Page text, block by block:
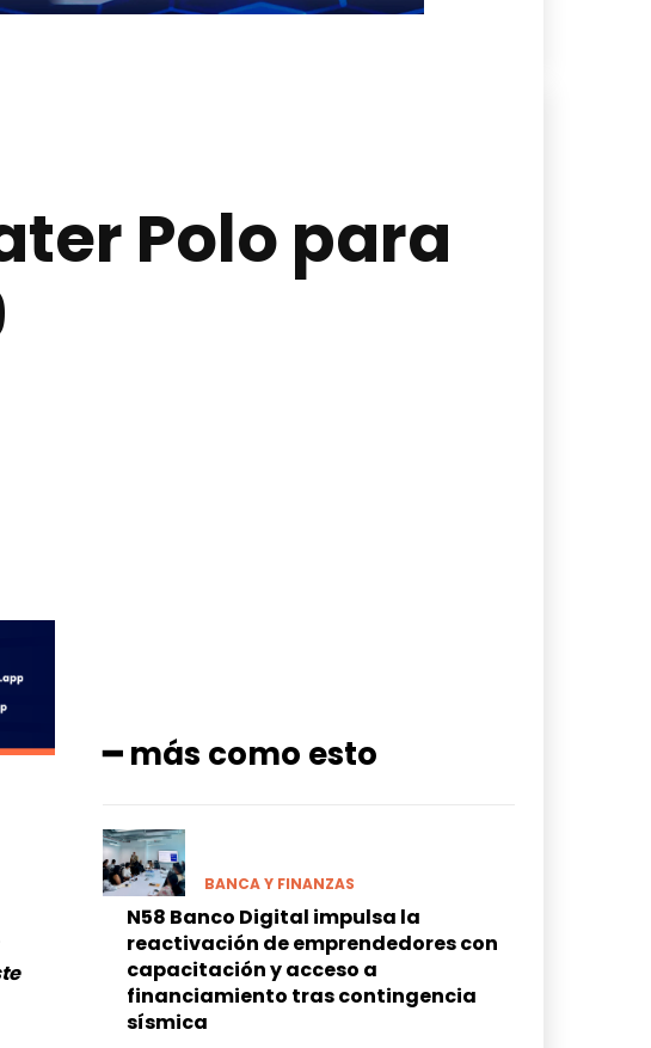
Polo para
━ más como esto
BANCA Y FINANZAS
N58 Banco Digital impulsa la
reactivación de emprendedores con
capacitación y acceso a
financiamiento tras contingencia
sísmica